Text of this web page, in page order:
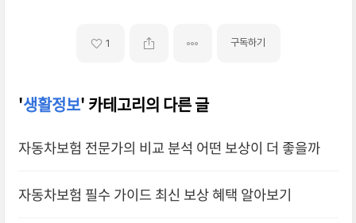
1 구독하기
'생활정보' 카테고리의 다른 글
자동차보험 전문가의 비교 분석 어떤 보상이 더 좋을까
자동차보험 필수 가이드 최신 보상 혜택 알아보기